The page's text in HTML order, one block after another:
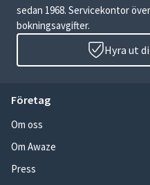
sedan 1968. Servicekontor
bokningsavgifter.
Hyra ut
Företag
Om oss
Om Awaze
Press